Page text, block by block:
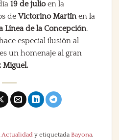
19 de julioen la
de Victorino Martínen la
Línea de la Concepción.
especial ilusión al
un homenaje al gran
Miguel.
Actualidad y etiquetadaBayona,